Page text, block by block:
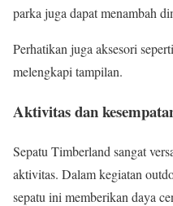
parka juga dapat menambah
Perhatikan juga aksesori
melengkapi tampilan.
Aktivitas dan
Sepatu Timberland sangat
aktivitas. Dalam kegiatan
sepatu ini memberikan daya